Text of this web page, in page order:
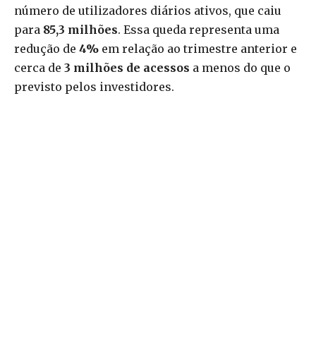
número de utilizadores diários ativos, que caiu
para 85,3 milhões. Essa queda representa uma
redução de 4% em relação ao trimestre anterior e
cerca de 3 milhões de acessos a menos do que o
previsto pelos investidores.